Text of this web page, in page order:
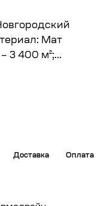
Мат
3 400 м²;...
Доставка Оплата